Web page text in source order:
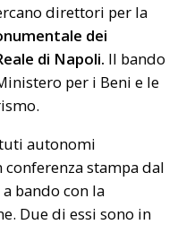
direttori per la
dei
di Napoli. Il bando
per i Beni e le
autonomi
stampa dal
bando con la
Due di essi sono in